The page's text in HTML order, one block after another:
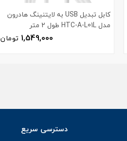
کابل تبدیل USB به لایتنینگ هادرون
مدل HTC-A-L01L طول 2 متر
1,549,000 تومان
دسترسی سریع